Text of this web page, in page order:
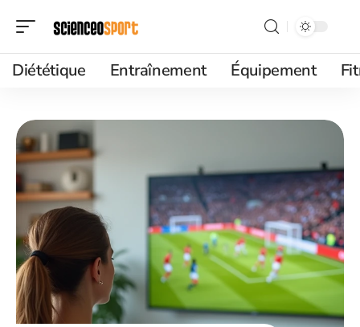
Diététique Entraînement Équipement